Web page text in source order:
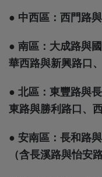
● 中西區：西門路
● 南區：大成路與
華西路與新興路口
● 北區：東豐路與
東路與勝利路口、
● 安南區：長和路
（含長溪路與怡安路